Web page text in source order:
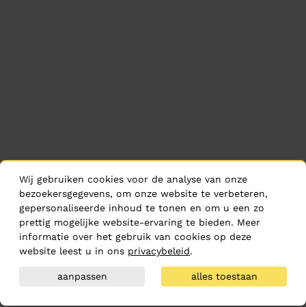
Wij gebruiken cookies voor de analyse van onze
bezoekersgegevens, om onze website te verbeteren,
gepersonaliseerde inhoud te tonen en om u een zo
prettig mogelijke website-ervaring te bieden. Meer
informatie over het gebruik van cookies op deze
website leest u in ons privacybeleid.
aanpassen alles toestaan